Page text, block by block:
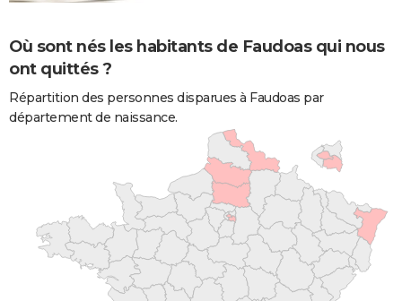
Où sont nés les habitants de Faudoas qui nous
ont quittés ?
Répartition des personnes disparues à Faudoas par
département de naissance.